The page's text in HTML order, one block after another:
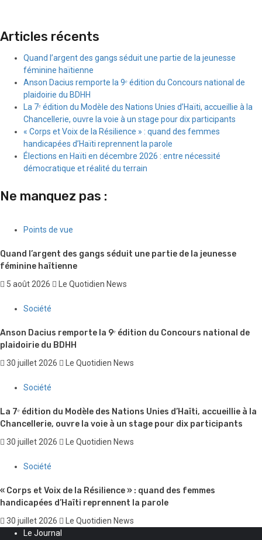
Articles récents
Quand l’argent des gangs séduit une partie de la jeunesse
féminine haïtienne
Anson Dacius remporte la 9ᵉ édition du Concours national de
plaidoirie du BDHH
La 7ᵉ édition du Modèle des Nations Unies d’Haïti, accueillie à la
Chancellerie, ouvre la voie à un stage pour dix participants
« Corps et Voix de la Résilience » : quand des femmes
handicapées d’Haïti reprennent la parole
Élections en Haïti en décembre 2026 : entre nécessité
démocratique et réalité du terrain
Ne manquez pas :
Points de vue
Quand l’argent des gangs séduit une partie de la jeunesse
féminine haïtienne
5 août 2026 Le Quotidien News
Société
Anson Dacius remporte la 9ᵉ édition du Concours national de
plaidoirie du BDHH
30 juillet 2026 Le Quotidien News
Société
La 7ᵉ édition du Modèle des Nations Unies d’Haïti, accueillie à la
Chancellerie, ouvre la voie à un stage pour dix participants
30 juillet 2026 Le Quotidien News
Société
« Corps et Voix de la Résilience » : quand des femmes
handicapées d’Haïti reprennent la parole
30 juillet 2026
Le Quotidien News
Le Journal